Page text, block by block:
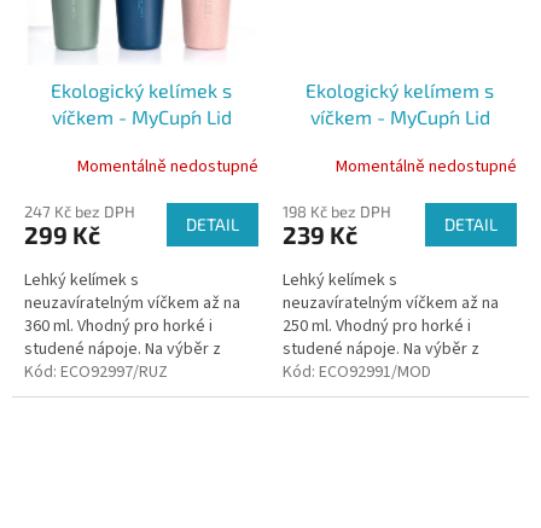
Ekologický kelímek s
víčkem - MyCup´n Lid
Momentálně nedostupné
247 Kč bez DPH
299 Kč DETAIL
Lehký kelímek s
neuzavíratelným víčkem až na
360 ml. Vhodný pro horké i
studené nápoje. Na výběr z
několika barev.
Kód: ECO92997/RUZ
Ekologický kelímem s
víčkem - MyCup´n Lid
Momentálně nedostupné
198 Kč bez DPH
239 Kč DETAIL
Lehký kelímek s
neuzavíratelným víčkem až na
250 ml. Vhodný pro horké i
studené nápoje. Na výběr z
několika barev.
Kód: ECO92991/MOD